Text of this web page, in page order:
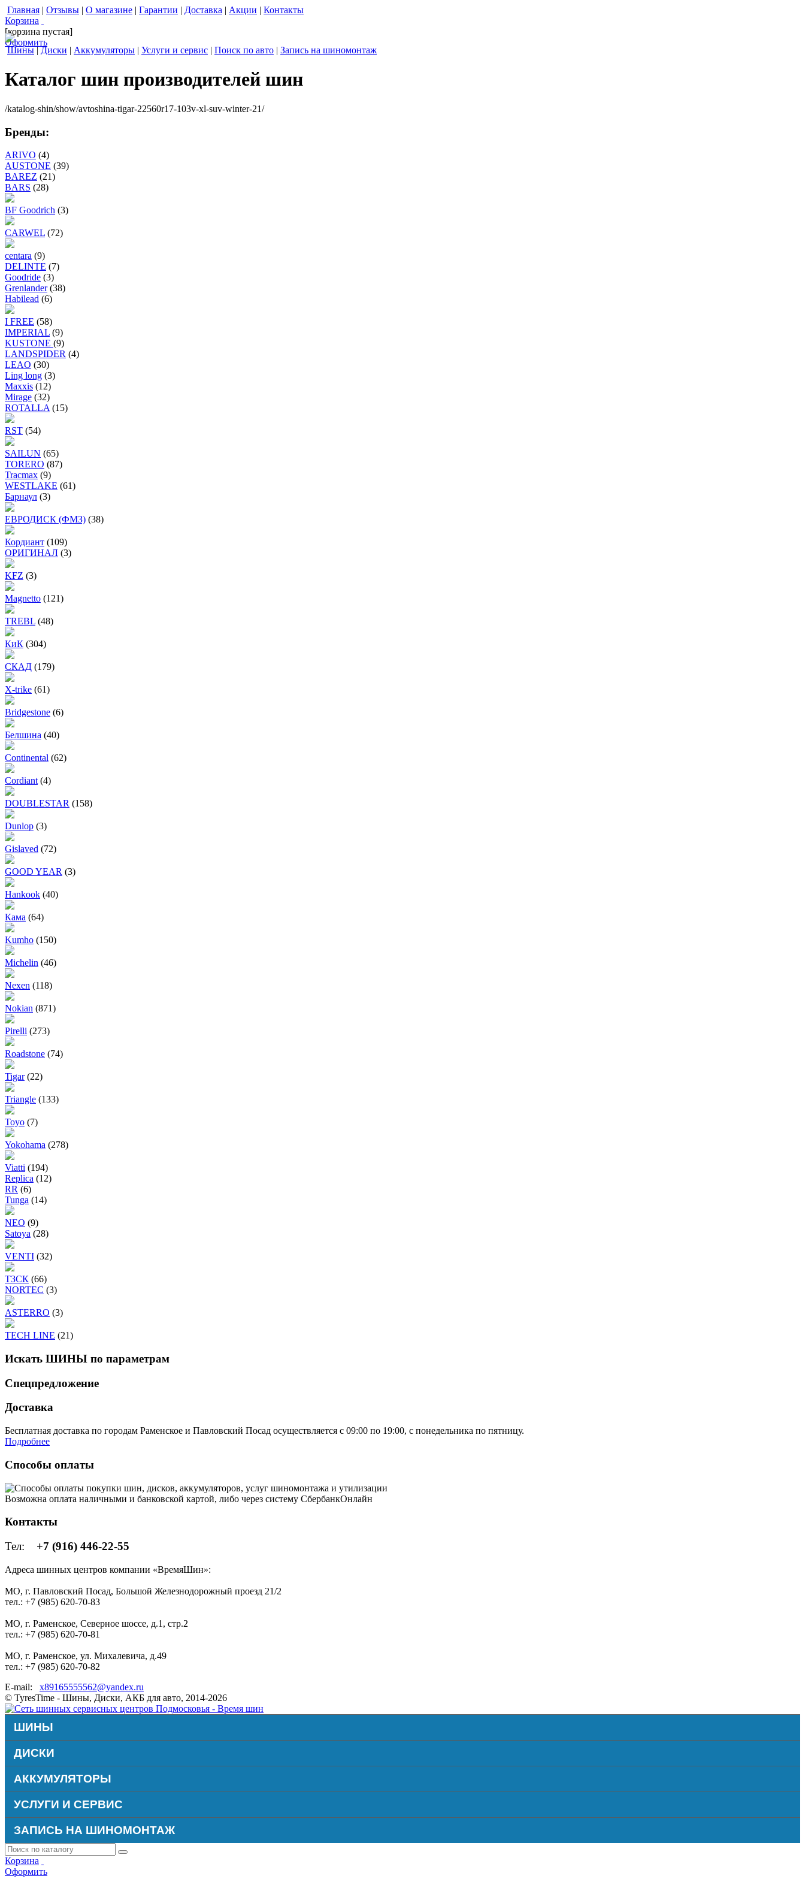
Главная | Отзывы | О магазине | Гарантии | Доставка | Акции | Контакты
Корзина
[корзина пустая]
Оформить
Шины | Диски | Аккумуляторы | Услуги и сервис | Поиск по авто | Запись на шиномонтаж
Каталог шин производителей шин
/katalog-shin/show/avtoshina-tigar-22560r17-103v-xl-suv-winter-21/
Бренды:
ARIVO (4)
AUSTONE (39)
BAREZ (21)
BARS (28)
BF Goodrich (3)
CARWEL (72)
centara (9)
DELINTE (7)
Goodride (3)
Grenlander (38)
Habilead (6)
I FREE (58)
IMPERIAL (9)
KUSTONE (9)
LANDSPIDER (4)
LEAO (30)
Ling long (3)
Maxxis (12)
Mirage (32)
ROTALLA (15)
RST (54)
SAILUN (65)
TORERO (87)
Tracmax (9)
WESTLAKE (61)
Барнаул (3)
ЕВРОДИСК (ФМЗ) (38)
Кордиант (109)
ОРИГИНАЛ (3)
KFZ (3)
Magnetto (121)
TREBL (48)
КиК (304)
СКАД (179)
X-trike (61)
Bridgestone (6)
Белшина (40)
Continental (62)
Cordiant (4)
DOUBLESTAR (158)
Dunlop (3)
Gislaved (72)
GOOD YEAR (3)
Hankook (40)
Кама (64)
Kumho (150)
Michelin (46)
Nexen (118)
Nokian (871)
Pirelli (273)
Roadstone (74)
Tigar (22)
Triangle (133)
Toyo (7)
Yokohama (278)
Viatti (194)
Replica (12)
RR (6)
Tunga (14)
NEO (9)
Satoya (28)
VENTI (32)
ТЗСК (66)
NORTEC (3)
ASTERRO (3)
TECH LINE (21)
Искать ШИНЫ по параметрам
Спецпредложение
Доставка
Бесплатная доставка по городам Раменское и Павловский Посад осуществляется с 09:00 по 19:00, с понедельника по пятницу.
Подробнее
Способы оплаты
Возможна оплата наличными и банковской картой, либо через систему СбербанкОнлайн
Контакты
Тел: +7 (916) 446-22-55
Адреса шинных центров компании «ВремяШин»:
МО, г. Павловский Посад, Большой Железнодорожный проезд 21/2
тел.: +7 (985) 620-70-83
МО, г. Раменское, Северное шоссе, д.1, стр.2
тел.: +7 (985) 620-70-81
МО, г. Раменское, ул. Михалевича, д.49
тел.: +7 (985) 620-70-82
E-mail: x89165555562@yandex.ru
© TyresTime - Шины, Диски, АКБ для авто, 2014-2026
ШИНЫ
ДИСКИ
АККУМУЛЯТОРЫ
УСЛУГИ И СЕРВИС
ЗАПИСЬ НА ШИНОМОНТАЖ
Корзина
Оформить